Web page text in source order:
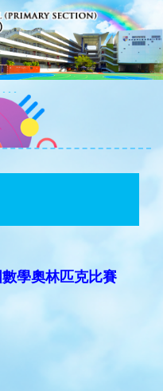
學奧林匹克比賽